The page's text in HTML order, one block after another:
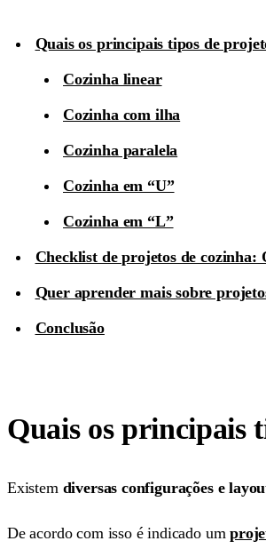
Quais os principais tipos de
Cozinha linear
Cozinha com ilha
Cozinha paralela
Cozinha em “U”
Cozinha em “L”
Checklist de projetos de cozinha:
Quer aprender mais sobre
Conclusão
Quais os principais
Existem diversas configurações e
De acordo com isso é indicado um